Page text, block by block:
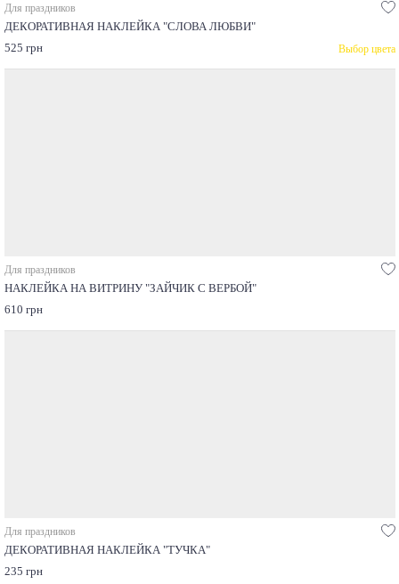
Для праздников
ДЕКОРАТИВНАЯ НАКЛЕЙКА "СЛОВА ЛЮБВИ"
525 грн
Выбор цвета
Для праздников
НАКЛЕЙКА НА ВИТРИНУ "ЗАЙЧИК С ВЕРБОЙ"
610 грн
Для праздников
ДЕКОРАТИВНАЯ НАКЛЕЙКА "ТУЧКА"
235 грн